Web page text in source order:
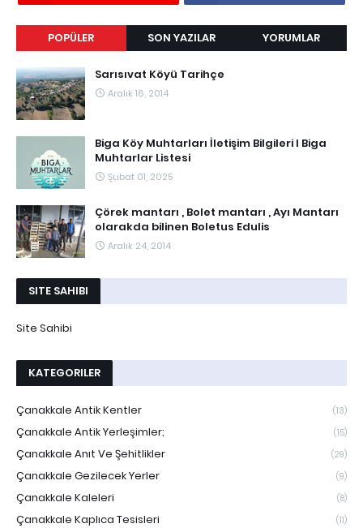
POPÜLER SON YAZILAR YORUMLAR
Sarısıvat Köyü Tarihçe
Aralık 16, 2014
Biga Köy Muhtarları İletişim Bilgileri I Biga
Muhtarlar Listesi
Şubat 01, 2025
Çörek mantarı , Bolet mantarı , Ayı Mantarı
olarakda bilinen Boletus Edulis
Aralık 24, 2014
SITE SAHIBI
Site Sahibi
KATEGORILER
Çanakkale Antik Kentler (13)
Çanakkale Antik Yerleşimler; (15)
Çanakkale Anıt Ve Şehitlikler (29)
Çanakkale Gezilecek Yerler (9)
Çanakkale Kaleleri (8)
Çanakkale Kaplıca Tesisleri (11)